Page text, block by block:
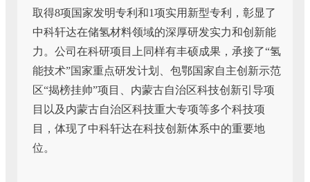
取得8项国家发明专利和1项实用新型专利，彰显了
中科轩达在储氢材料领域的深厚研发实力和创新能
力。公司在科研项目上同样有丰硕成果，承接了“氢
能技术”国家重点研发计划、包鄂国家自主创新示范
区“揭榜挂帅”项目、内蒙古自治区科技创新引导项
目以及内蒙古自治区科技重大专项等多个科技项
目，体现了中科轩达在科技创新体系中的重要地
位。